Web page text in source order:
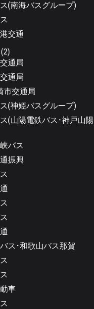
(南海バスグループ)
交通
通局
通局
市交通局
(神姫バスグループ)
(山陽電鉄バス･神戸山陽
バス
振興
ス･和歌山バス那賀
車